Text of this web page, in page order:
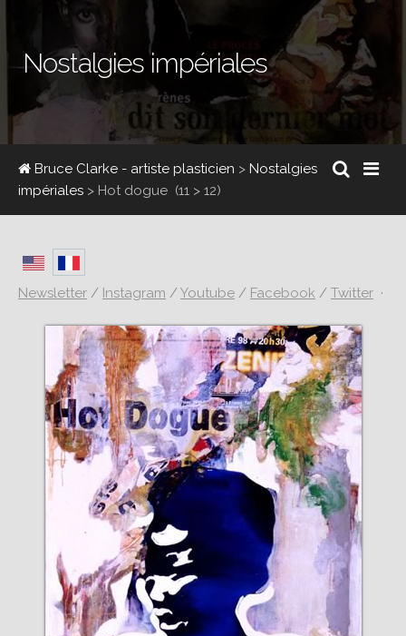
Nostalgies impériales
Bruce Clarke - artiste plasticien > Nostalgies
impériales > Hot dogue (11 > 12)
Newsletter / Instagram /Youtube / Facebook / Twitter ·